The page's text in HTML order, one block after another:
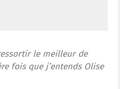
le meilleur de
fois que j’entends Olise